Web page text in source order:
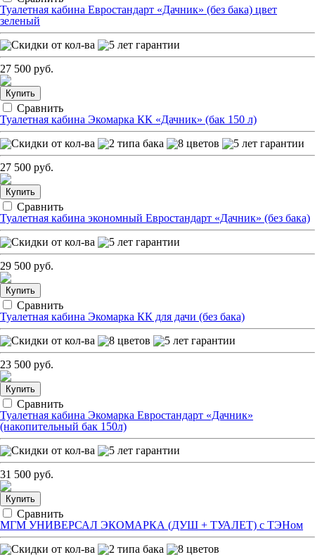
Туалетная кабина Евростандарт «Дачник» (без бака) цвет
зеленый
27 500 руб.
Купить
Сравнить
Туалетная кабина Экомарка КК «Дачник» (бак 150 л)
27 500 руб.
Купить
Сравнить
Туалетная кабина экономный Евростандарт «Дачник» (без бака)
29 500 руб.
Купить
Сравнить
Туалетная кабина Экомарка КК для дачи (без бака)
23 500 руб.
Купить
Сравнить
Туалетная кабина Экомарка Евростандарт «Дачник»
(накопительный бак 150л)
31 500 руб.
Купить
Сравнить
МГМ УНИВЕРСАЛ ЭКОМАРКА (ДУШ + ТУАЛЕТ) с ТЭНом